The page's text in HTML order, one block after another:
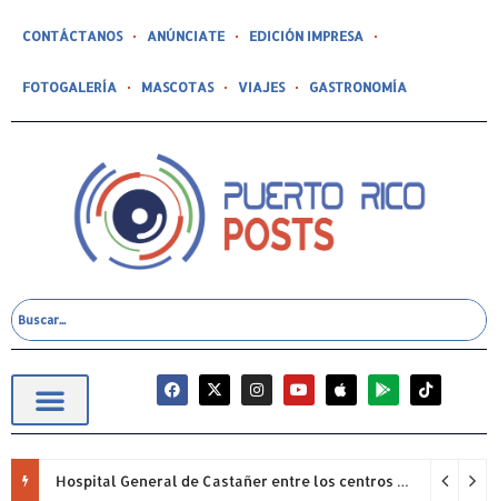
CONTÁCTANOS ANÚNCIATE EDICIÓN IMPRESA
FOTOGALERÍA MASCOTAS VIAJES GASTRONOMÍA
Hospital General de Castañer entre los centros de salud comunitarios con mejor desempeño clínico de Estados Unidos